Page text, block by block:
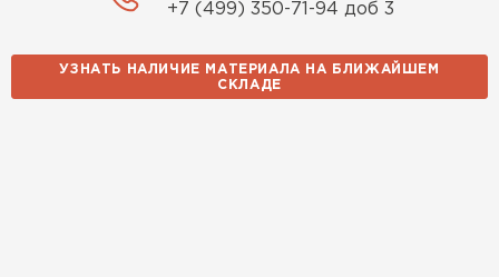
+7 (499) 350-71-94 доб 3
УЗНАТЬ НАЛИЧИЕ МАТЕРИАЛА НА БЛИЖАЙШЕМ
СКЛАДЕ